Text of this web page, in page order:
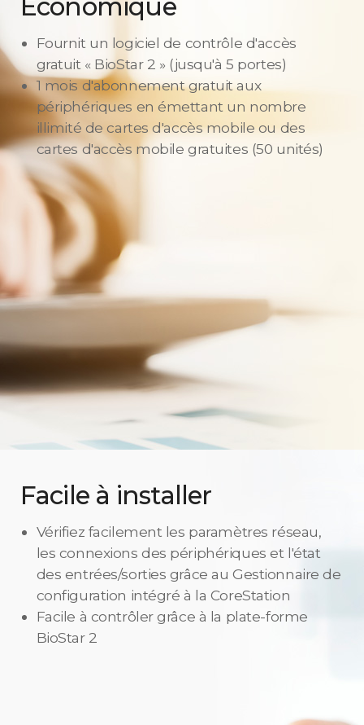
Économique
Fournit un logiciel de contrôle d'accès
gratuit « BioStar 2 » (jusqu'à 5 portes)
1 mois d'abonnement gratuit aux
périphériques en émettant un nombre
illimité de cartes d'accès mobile ou des
cartes d'accès mobile gratuites (50 unités)
Facile à installer
Vérifiez facilement les paramètres réseau,
les connexions des périphériques et l'état
des entrées/sorties grâce au Gestionnaire de
configuration intégré à la CoreStation
Facile à contrôler grâce à la plate-forme
BioStar 2